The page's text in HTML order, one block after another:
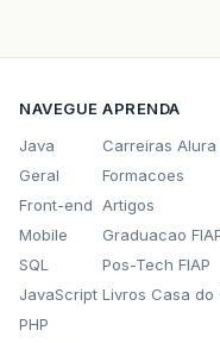
NAVEGUE
Java
Geral
Front-end
Mobile
SQL
JavaScript
PHP
APRENDA
Carreiras Alura
Formacoes
Artigos
Graduacao
Pos-Tech FIAP
Livros Casa do